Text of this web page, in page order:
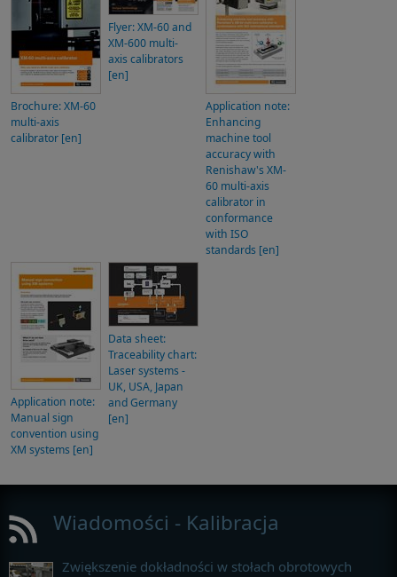
Brochure: XM-60
multi-axis
calibrator [en]
Flyer: XM-60 and
XM-600 multi-
axis calibrators
[en]
Application note:
Enhancing
machine tool
accuracy with
Renishaw's XM-
60 multi-axis
calibrator in
conformance
with ISO
standards [en]
Application note:
Manual sign
convention using
XM systems [en]
Data sheet:
Traceability chart:
Laser systems -
UK, USA, Japan
and Germany
[en]
Wiadomości - Kalibracja
Zwiększenie dokładności w stołach obrotowych